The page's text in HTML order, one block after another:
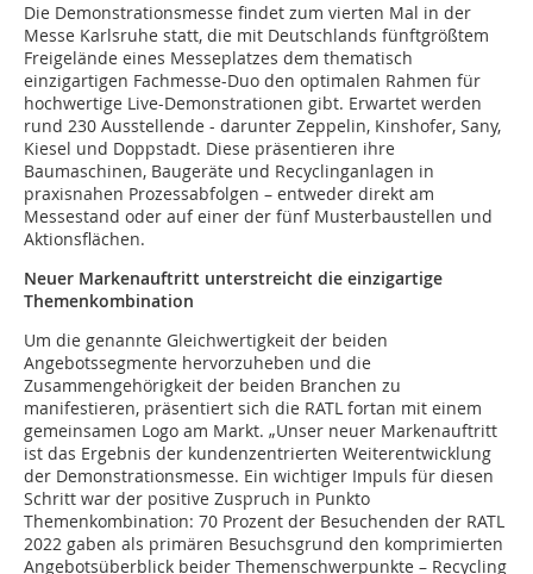
Die Demonstrationsmesse findet zum vierten Mal in der
Messe Karlsruhe statt, die mit Deutschlands fünftgrößtem
Freigelände eines Messeplatzes dem thematisch
einzigartigen Fachmesse-Duo den optimalen Rahmen für
hochwertige Live-Demonstrationen gibt. Erwartet werden
rund 230 Ausstellende - darunter Zeppelin, Kinshofer, Sany,
Kiesel und Doppstadt. Diese präsentieren ihre
Baumaschinen, Baugeräte und Recyclinganlagen in
praxisnahen Prozessabfolgen – entweder direkt am
Messestand oder auf einer der fünf Musterbaustellen und
Aktionsflächen.
Neuer Markenauftritt unterstreicht die einzigartige
Themenkombination
Um die genannte Gleichwertigkeit der beiden
Angebotssegmente hervorzuheben und die
Zusammengehörigkeit der beiden Branchen zu
manifestieren, präsentiert sich die RATL fortan mit einem
gemeinsamen Logo am Markt. „Unser neuer Markenauftritt
ist das Ergebnis der kundenzentrierten Weiterentwicklung
der Demonstrationsmesse. Ein wichtiger Impuls für diesen
Schritt war der positive Zuspruch in Punkto
Themenkombination: 70 Prozent der Besuchenden der RATL
2022 gaben als primären Besuchsgrund den komprimierten
Angebotsüberblick beider Themenschwerpunkte – Recycling